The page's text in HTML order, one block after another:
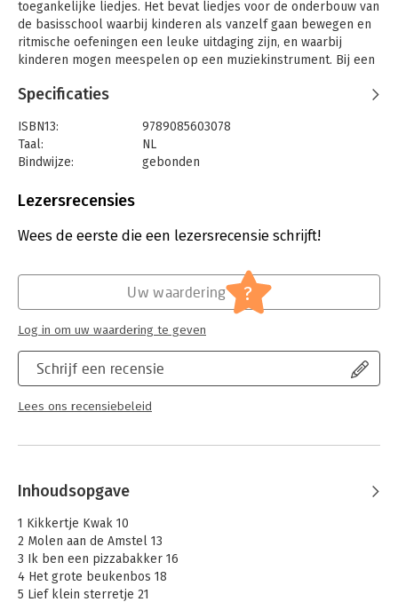
toegankelijke liedjes. Het bevat liedjes voor de onderbouw van
de basisschool waarbij kinderen als vanzelf gaan bewegen en
ritmische oefeningen een leuke uitdaging zijn, en waarbij
kinderen mogen meespelen op een muziekinstrument. Bij een
lesideeën toegevoegd.
Apennoten is een muzikaal televisieprogramma van KRO-NCRV
dat in 2016 bij NPO Zappelin gestart is. Nu is er voor dit boek
een keuze uit de liedjes gemaakt zodat de teksten en
kinderen.
De liedjes zijn te beluisteren als mp3. Ook de video’s van de uit
zendingen zijn als extra materiaal beschikbaar via de website.
zingen nog groter zal maken.
Bas Fortgens geeft al 25 jaar met veel plezier les als
muziekdocent in de onderbouw op diverse basisscholen. Hij
zingen en om zich te verdiepen in hun belevingswereld. Daaruit
ontstaan zijn liedjes.
Specificaties
ISBN13:
9789085603078
Taal:
NL
Bindwijze:
gebonden
Uitgever:
Verschijningsdatum:
5-11-2024
Lezersrecensies
Wees de eerste die een lezersrecensie schrijft!
Schrijf een recensie
Lees ons recensiebeleid
Uw waardering ?
Log in om uw waardering te geven
Inhoudsopgave
1 Kikkertje Kwak 10
2 Molen aan de Amstel 13
3 Ik ben een pizzabakker 16
4 Het grote beukenbos 18
5 Lief klein sterretje 21